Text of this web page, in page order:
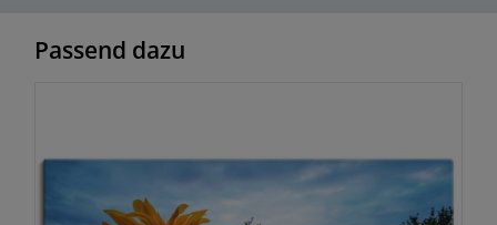
Passend dazu